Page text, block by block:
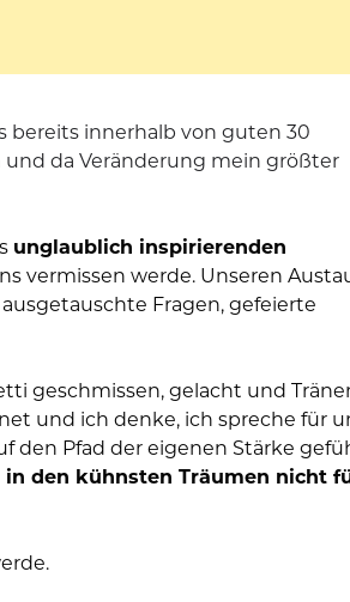
bereits innerhalb von guten 30
da Veränderung mein größter
unglaublich inspirierenden
vermissen werde. Unseren
Fragen, gefeierte
geschmissen, gelacht und
und ich denke, ich spreche für
den kühnsten Träumen nicht